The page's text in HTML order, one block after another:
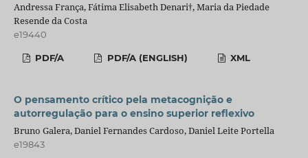
Andressa França, Fátima Elisabeth Denari†, Maria da Piedade
Resende da Costa
e19440
PDF/A PDF/A (ENGLISH) XML
O pensamento crítico pela metacognição e
autorregulação para o ensino superior reflexivo
Bruno Galera, Daniel Fernandes Cardoso, Daniel Leite Portella
e19843